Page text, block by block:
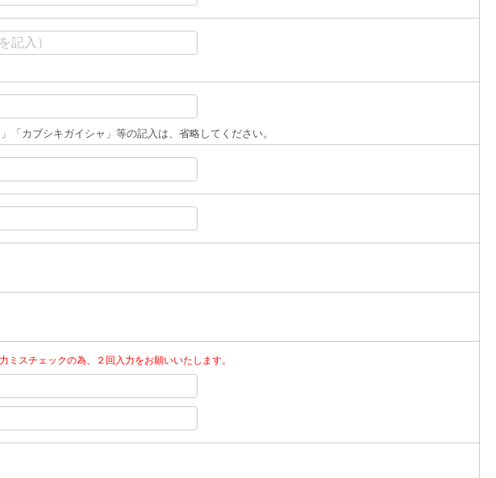
カブシキガイシャ」等の記入は、省略してください。
スチェックの為、２回入力をお願いいたします。